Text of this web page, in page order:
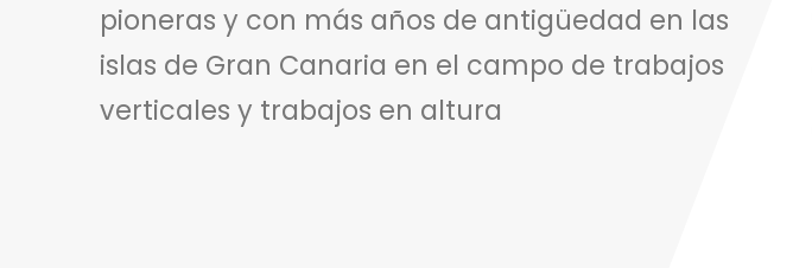
pioneras y con más años de antigüedad en las
islas de Gran Canaria en el campo de trabajos
verticales y trabajos en altura